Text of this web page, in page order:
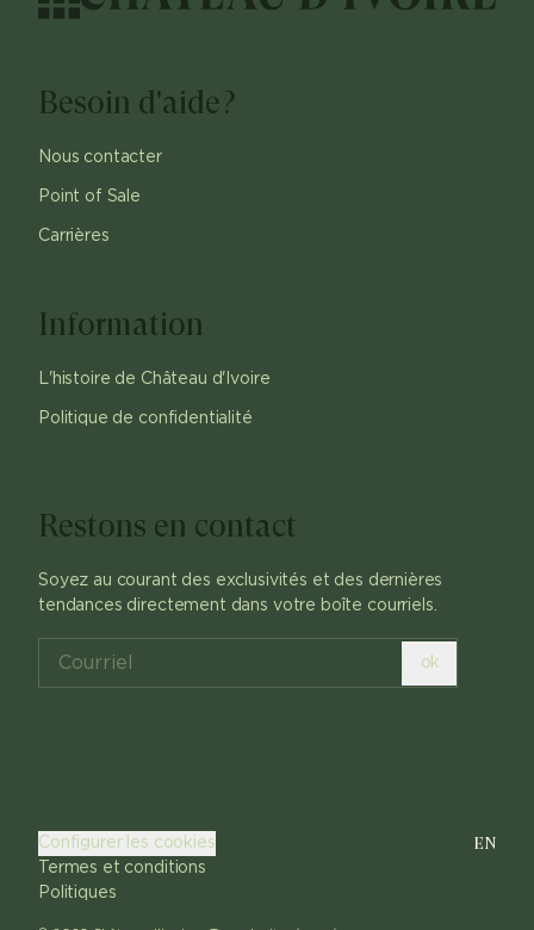
Besoin d'aide?
Nous contacter
Point of Sale
Carrières
Information
L'histoire de Château d'Ivoire
Politique de confidentialité
Restons en contact
Soyez au courant des exclusivités et des dernières
tendances directement dans votre boîte courriels.
ok
Configurer les cookies
Termes et conditions
Politiques
EN